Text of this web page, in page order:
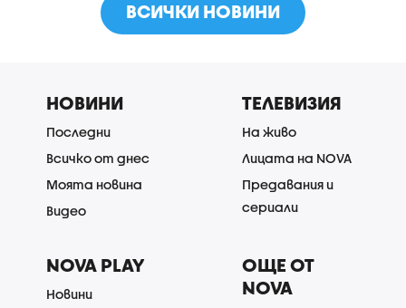
ВСИЧКИ НОВИНИ
НОВИНИ
Последни
Всичко от днес
Моята новина
Видео
ТЕЛЕВИЗИЯ
На живо
Лицата на NOVA
Предавания и
сериали
NOVA PLAY
Новини
ОЩЕ ОТ
NOVA